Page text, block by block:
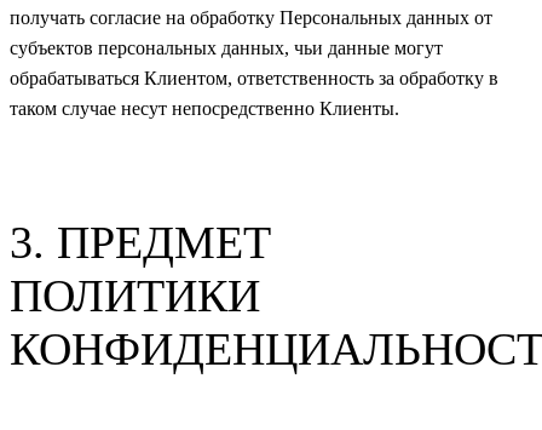
получать согласие на обработку Персональных данных от
субъектов персональных данных, чьи данные могут
обрабатываться Клиентом, ответственность за обработку в
таком случае несут непосредственно Клиенты.
3. ПРЕДМЕТ
ПОЛИТИКИ